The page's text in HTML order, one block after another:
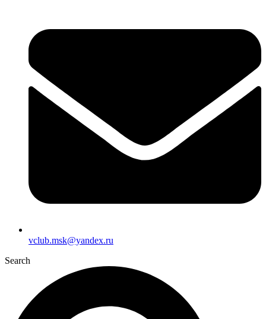
vclub.msk@yandex.ru
Search